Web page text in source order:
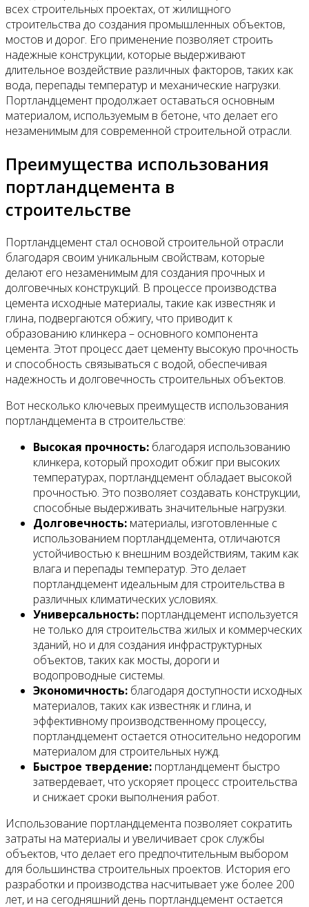
всех строительных проектах, от жилищного
строительства до создания промышленных объектов,
мостов и дорог. Его применение позволяет строить
надежные конструкции, которые выдерживают
длительное воздействие различных факторов, таких как
вода, перепады температур и механические нагрузки.
Портландцемент продолжает оставаться основным
материалом, используемым в бетоне, что делает его
незаменимым для современной строительной отрасли.
Преимущества использования
портландцемента в
строительстве
Портландцемент стал основой строительной отрасли
благодаря своим уникальным свойствам, которые
делают его незаменимым для создания прочных и
долговечных конструкций. В процессе производства
цемента исходные материалы, такие как известняк и
глина, подвергаются обжигу, что приводит к
образованию клинкера – основного компонента
цемента. Этот процесс дает цементу высокую прочность
и способность связываться с водой, обеспечивая
надежность и долговечность строительных объектов.
Вот несколько ключевых преимуществ использования
портландцемента в строительстве:
Высокая прочность: благодаря использованию
клинкера, который проходит обжиг при высоких
температурах, портландцемент обладает высокой
прочностью. Это позволяет создавать конструкции,
способные выдерживать значительные нагрузки.
Долговечность: материалы, изготовленные с
использованием портландцемента, отличаются
устойчивостью к внешним воздействиям, таким как
влага и перепады температур. Это делает
портландцемент идеальным для строительства в
различных климатических условиях.
Универсальность: портландцемент используется
не только для строительства жилых и коммерческих
зданий, но и для создания инфраструктурных
объектов, таких как мосты, дороги и
водопроводные системы.
Экономичность: благодаря доступности исходных
материалов, таких как известняк и глина, и
эффективному производственному процессу,
портландцемент остается относительно недорогим
материалом для строительных нужд.
Быстрое твердение: портландцемент быстро
затвердевает, что ускоряет процесс строительства
и снижает сроки выполнения работ.
Использование портландцемента позволяет сократить
затраты на материалы и увеличивает срок службы
объектов, что делает его предпочтительным выбором
для большинства строительных проектов. История его
разработки и производства насчитывает уже более 200
лет, и на сегодняшний день портландцемент остается